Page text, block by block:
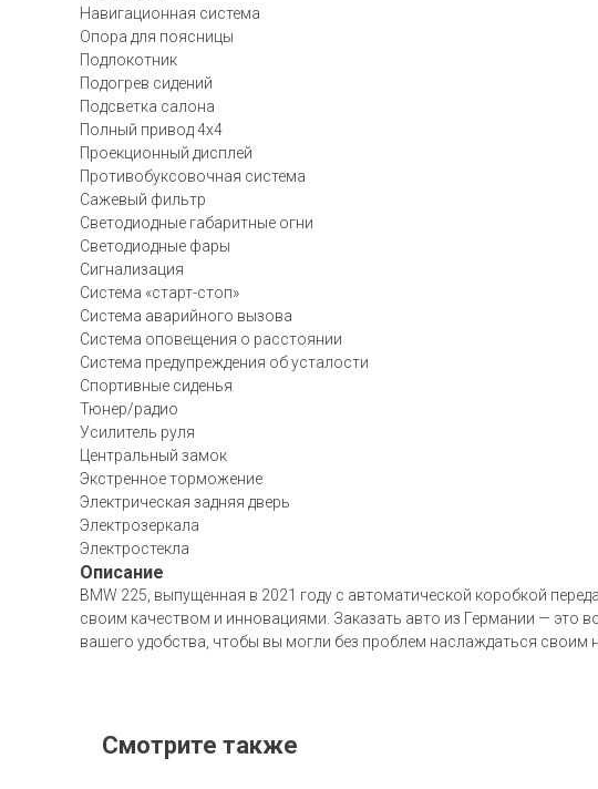
Навигационная система
Опора для поясницы
Подлокотник
Подогрев сидений
Подсветка салона
Полный привод 4х4
Проекционный дисплей
Противобуксовочная система
Сажевый фильтр
Светодиодные габаритные огни
Светодиодные фары
Сигнализация
Система «старт-стоп»
Система аварийного вызова
Система оповещения о расстоянии
Система предупреждения об усталости
Спортивные сиденья
Тюнер/радио
Усилитель руля
Центральный замок
Экстренное торможение
Электрическая задняя дверь
Электрозеркала
Электростекла
Описание
BMW 225, выпущенная в 2021 году с автоматической коробкой
своим качеством и инновациями. Заказать авто из Германии — это
вашего удобства, чтобы вы могли без проблем наслаждаться своим
Смотрите также